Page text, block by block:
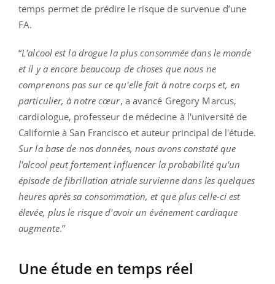
temps permet de prédire le risque de survenue d’une
FA.
“L'alcool est la drogue la plus consommée dans le monde
et il y a encore beaucoup de choses que nous ne
comprenons pas sur ce qu'elle fait à notre corps et, en
particulier, à notre cœur, a avancé Gregory Marcus,
cardiologue, professeur de médecine à l'université de
Californie à San Francisco et auteur principal de l'étude.
Sur la base de nos données, nous avons constaté que
l'alcool peut fortement influencer la probabilité qu'un
épisode de fibrillation atriale survienne dans les quelques
heures après sa consommation, et que plus celle-ci est
élevée, plus le risque d'avoir un événement cardiaque
augmente.”
Une étude en temps réel